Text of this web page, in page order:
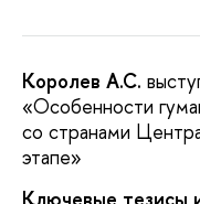
Королев А.С.
«Особенности
со странами
этапе»